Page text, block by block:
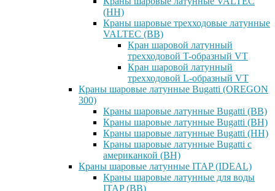
(НН)
Краны шаровые трехходовые латунные
VALTEC (ВВ)
Кран шаровой латунный
трехходовой T-образный VT
Кран шаровой латунный
трехходовой L-образный VT
Краны шаровые латунные Bugatti (OREGON
300)
Краны шаровые латунные Bugatti (ВВ)
Краны шаровые латунные Bugatti (ВН)
Краны шаровые латунные Bugatti (НН)
Краны шаровые латунные Bugatti с
американкой (ВН)
Краны шаровые латунные ITAP (IDEAL)
Краны шаровые латунные для воды
ITAP (ВВ)